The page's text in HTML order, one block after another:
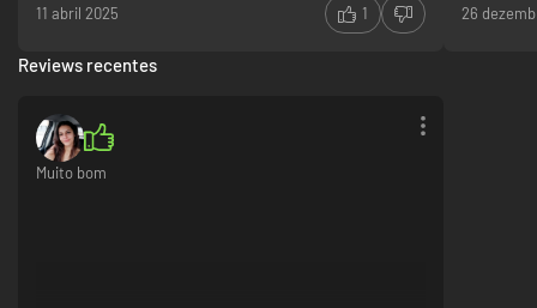
11 abril 2025 1 26
Reviews recentes
Muito bom